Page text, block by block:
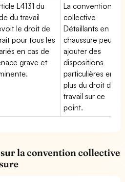
L4131 du
du travail
le droit de
pour tous les
en cas de
grave et
La convention
collective
Détaillants en
chaussure peut
ajouter des
dispositions
particulières en
plus du droit du
travail sur ce
point.
la convention collective